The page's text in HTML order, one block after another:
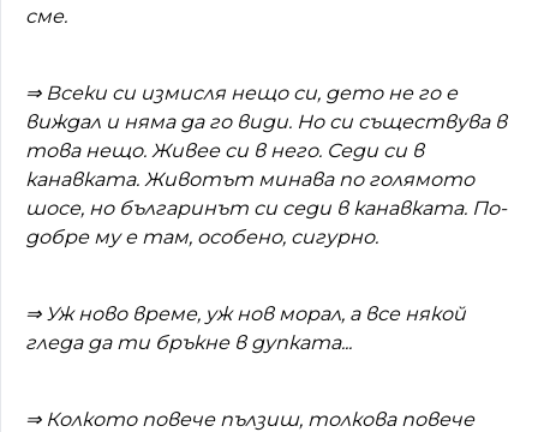
сме.
⇒ Всеки си измисля нещо си, дето не го е
виждал и няма да го види. Но си съществува в
това нещо. Живее си в него. Седи си в
канавката. Животът минава по голямото
шосе, но българинът си седи в канавката. По-
добре му е там, особено, сигурно.
⇒ Уж ново време, уж нов морал, а все някой
гледа да ти бръкне в дупката...
⇒ Колкото повече пълзиш, толкова повече